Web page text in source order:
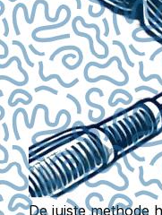
De juiste methode